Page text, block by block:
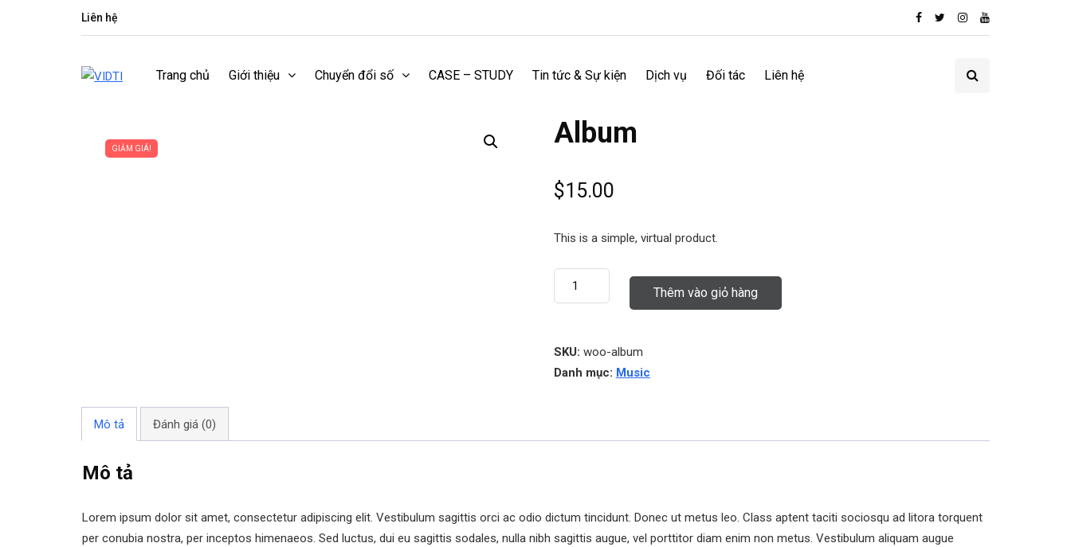
Liên hệ
Trang chủ Giới thiệu Chuyển đổi số CASE – STUDY Tin tức & Sự kiện Dịch vụ Đối tác Liên hệ
GIẢM GIÁ! Album
$15.00
This is a simple, virtual product.
Thêm vào giỏ hàng
SKU: woo-album
Danh mục: Music
Mô tả Đánh giá (0)
Mô tả
Lorem ipsum dolor sit amet, consectetur adipiscing elit. Vestibulum sagittis orci ac odio dictum tincidunt. Donec ut metus leo. Class aptent taciti sociosqu ad litora torquent
per conubia nostra, per inceptos himenaeos. Sed luctus, dui eu sagittis sodales, nulla nibh sagittis augue, vel porttitor diam enim non metus. Vestibulum aliquam augue